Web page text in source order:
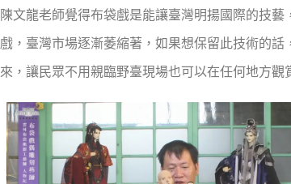
陳文龍老師覺得布袋戲是能讓臺灣明揚國際的技
戲，臺灣市場逐漸萎縮著，如果想保留此技術的
來，讓民眾不用親臨野臺現場也可以在任何地方觀